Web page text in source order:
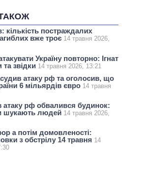
кількість постраждалих
вже троє 14 травня 2026,
Україну повторно: Ігнат
та звідки 14 травня 2026, 13:21
атаку рф та оголосив, що
6 мільярдів євро 14 травня
атаку рф обвалився будинок:
шукають людей 14 травня 2026,
а потім домовленості:
з обстрілу 14 травня 14